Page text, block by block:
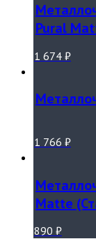
Pural
1 674 ₽
1 766 ₽
Matte
890 ₽